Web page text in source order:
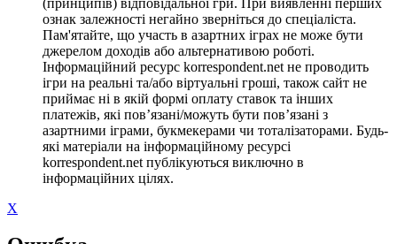
ознак залежності негайно зверніться до спеціаліста.
Пам'ятайте, що участь в азартних іграх не може бути
джерелом доходів або альтернативою роботі.
Інформаційний ресурс korrespondent.net не проводить
ігри на реальні та/або віртуальні гроші, також сайт не
приймає ні в якій формі оплату ставок та інших
платежів, які пов’язані/можуть бути пов’язані з
азартними іграми, букмекерами чи тоталізаторами. Будь-
які матеріали на інформаційному ресурсі
korrespondent.net публікуються виключно в
інформаційних цілях.
X